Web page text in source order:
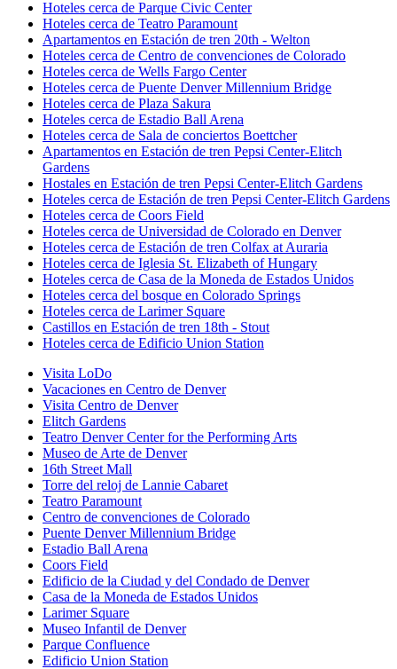
Hoteles cerca de Parque Civic Center
Hoteles cerca de Teatro Paramount
Apartamentos en Estación de tren 20th - Welton
Hoteles cerca de Centro de convenciones de Colorado
Hoteles cerca de Wells Fargo Center
Hoteles cerca de Puente Denver Millennium Bridge
Hoteles cerca de Plaza Sakura
Hoteles cerca de Estadio Ball Arena
Hoteles cerca de Sala de conciertos Boettcher
Apartamentos en Estación de tren Pepsi Center-Elitch
Gardens
Hostales en Estación de tren Pepsi Center-Elitch Gardens
Hoteles cerca de Estación de tren Pepsi Center-Elitch Gardens
Hoteles cerca de Coors Field
Hoteles cerca de Universidad de Colorado en Denver
Hoteles cerca de Estación de tren Colfax at Auraria
Hoteles cerca de Iglesia St. Elizabeth of Hungary
Hoteles cerca de Casa de la Moneda de Estados Unidos
Hoteles cerca del bosque en Colorado Springs
Hoteles cerca de Larimer Square
Castillos en Estación de tren 18th - Stout
Hoteles cerca de Edificio Union Station
Visita LoDo
Vacaciones en Centro de Denver
Visita Centro de Denver
Elitch Gardens
Teatro Denver Center for the Performing Arts
Museo de Arte de Denver
16th Street Mall
Torre del reloj de Lannie Cabaret
Teatro Paramount
Centro de convenciones de Colorado
Puente Denver Millennium Bridge
Estadio Ball Arena
Coors Field
Edificio de la Ciudad y del Condado de Denver
Casa de la Moneda de Estados Unidos
Larimer Square
Museo Infantil de Denver
Parque Confluence
Edificio Union Station